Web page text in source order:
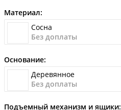
Материал:
Сосна
Без доплаты
Основание:
Деревянное
Без доплаты
Подъемный механизм и ящики: